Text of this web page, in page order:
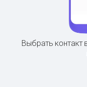
Выбрать контакт